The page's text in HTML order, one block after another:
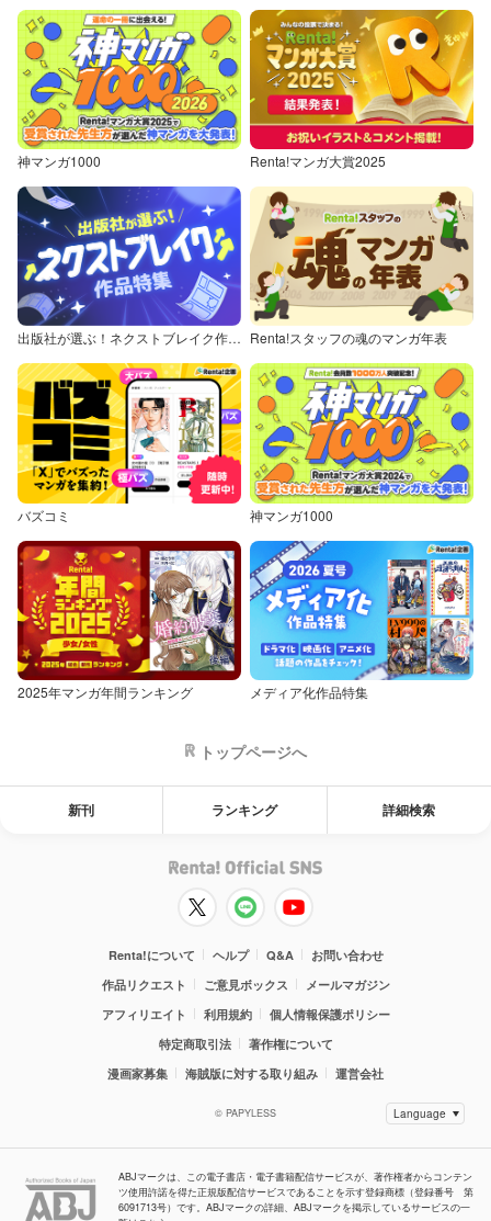
神マンガ1000 Renta!マンガ大賞2025
出版社が選ぶ！ネクストブレイク作品特集 Renta!スタッフの魂のマンガ年表
バズコミ 神マンガ1000
2025年マンガ年間ランキング メディア化作品特集
トップページへ
新刊 ランキング 詳細検索
Renta!について ヘルプ Q&A
お問い合わせ
作品リクエスト
ご意見ボックス
メールマガジン
アフィリエイト
利用規約
個人情報保護ポリシー
特定商取引法
著作権について
漫画家募集
海賊版に対する取り組み 運営会社
© PAPYLESS
ABJマークは、この電子書店・電子書籍配信サービスが、著作権者からコンテン
ツ使用許諾を得た正規版配信サービスであることを示す登録商標（登録番号 第
6091713号）です。ABJマークの詳細、ABJマークを掲示しているサービスの一